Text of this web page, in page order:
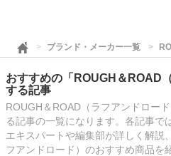
ブランド・メーカー一覧
おすすめの「ROUGH＆ROAD
する記事
ROUGH＆ROAD（ラフアンドロー
る記事の一覧になります。各記事で
エキスパートや編集部が詳しく解説
フアンドロード）のおすすめ商品を